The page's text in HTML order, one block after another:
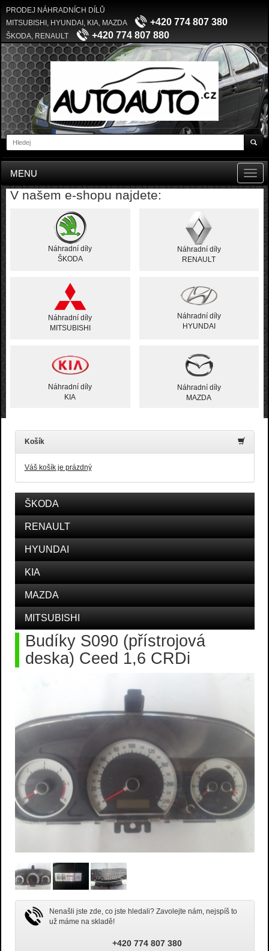
PRODEJ NÁHRADNÍCH DÍLŮ
MITSUBISHI, HYUNDAI, KIA, MAZDA
+420 774 807 380
ŠKODA, RENAULT +420 774 807 880
MENU
V našem e-shopu najdete:
Náhradní díly
ŠKODA
Náhradní díly
RENAULT
Náhradní díly
MITSUBISHI
Náhradní díly
HYUNDAI
Náhradní díly
KIA
Náhradní díly
MAZDA
Košík
Váš košík je prázdný
ŠKODA
RENAULT
HYUNDAI
KIA
MAZDA
MITSUBISHI
Budíky S090 (přístrojová
deska) Ceed 1,6 CRDi
Nenašli jste zde, co jste hledali? Zavolejte nám, nejspíš to
už máme na skladě!
+420 774 807 380